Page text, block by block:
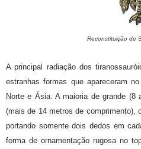
Reconstituição de
A principal radiação dos
estranhas formas que apareceram
Norte e Ásia. A maioria de grande (8
(mais de 14 metros de comprimento),
portando somente dois dedos em
forma de ornamentação rugosa no